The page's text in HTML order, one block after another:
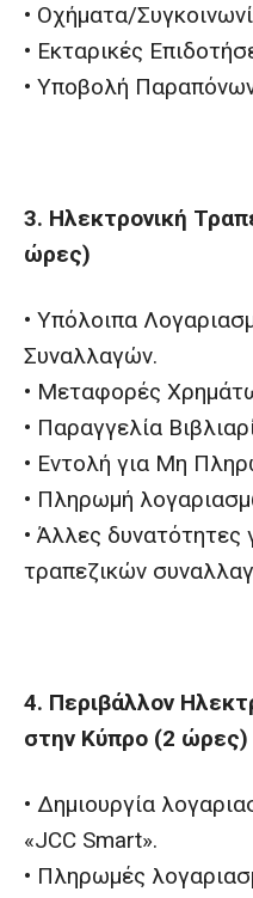
• Οχήματα/
• Εκταρικές
• Υποβολή
3. Ηλεκτρονική
ώρες)
• Υπόλοιπα
Συναλλαγών.
• Μεταφορές
• Παραγγελία
• Εντολή για Μη
• Πληρωμή
• Άλλες δυνατότητες
τραπεζικών
4. Περιβάλλον
στην Κύπρο (2 ώρες)
• Δημιουργία
«JCC Smart».
• Πληρωμές